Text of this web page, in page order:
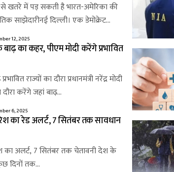
से खतरे में पड़ सकती है भारत-अमेरिका की
साझेदारीनई दिल्ली। एक डेमोक्रेट…
12, 2025
का कहर, पीएम मोदी करेंगे प्रभावित
राज्यों का दौरा प्रधानमंत्री नरेंद्र मोदी
करेंगे जहां बाढ़…
6, 2025
का रेड अलर्ट, 7 सितंबर तक सावधान
का अलर्ट, 7 सितंबर तक चेतावनी देश के
दिनों तक…